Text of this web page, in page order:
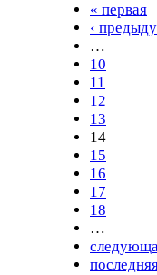
« первая
‹
…
10
11
12
13
14
15
16
17
18
…